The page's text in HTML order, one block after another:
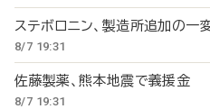
ステボロニン、製造所追加の
8/7 19:31
佐藤製薬、熊本地震で義援金
8/7 19:31